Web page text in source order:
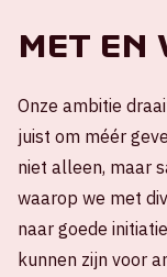
Met
Onze ambitie
juist om méér
niet alleen, maar
waarop we met
naar goede
kunnen zijn voor